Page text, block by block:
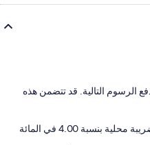
الرسوم التالية. قد تتضمن هذه
بنسبة 4.00 في المائة